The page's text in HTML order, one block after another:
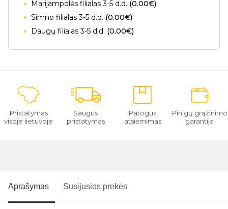
Marijampolės filialas 3-5 d.d. (0.00€)
Simno filialas 3-5 d.d. (0.00€)
Daugų filialas 3-5 d.d. (0.00€)
Pristatymas
visoje lietuvoje
Saugus
pristatymas
Patogus
atsiėmimas
Pinigų grąžinimo
garantija
Aprašymas Susijusios prekės